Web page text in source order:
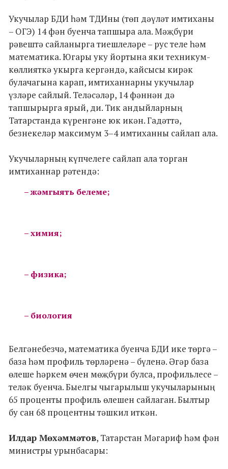
Укучылар БДИ һәм ТДИны (төп дәүләт имтиханы
– ОГЭ) 14 фән буенча тапшыра ала. Мәҗбүри
рәвештә сайланырга тиешлеләре – рус теле һәм
математика. Югары уку йортына яки техникум-
көллияткә укырга кергәндә, кайсысы кирәк
булачагына карап, имтиханнарны укучылар
үзләре сайлый. Теләсәләр, 14 фәннән дә
тапшырырга ярый, ди. Тик андыйларның
Татарстанда күренгәне юк икән. Гадәттә,
безнекеләр максимум 3–4 имтиханны сайлап ала.
Укучыларның күпчелеге сайлап ала торган
имтиханнар рәтендә:
– жәмгыять белеме;
– химия;
– физика;
– биология
Белгәнебезчә, математика буенча БДИ ике төргә –
база һәм профиль төрләренә – бүленә. Әгәр база
өлеше һәркем өчен мөҗбүри булса, профильлесе –
теләк буенча. Быелгы чыгарылыш укучыларының
65 проценты профиль өлешен сайлаган. Былтыр
бу сан 68 процентны тәшкил иткән.
Илдар Мөхәммәтов, Татарстан Мәгариф һәм фән
министры урынбасары: